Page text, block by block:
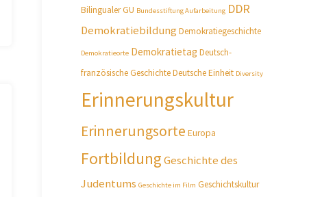
Bilingualer GU Bundesstiftung Aufarbeitung DDR
Demokratiebildung Demokratiegeschichte
Demokratieorte Demokratietag Deutsch-
französische GeschichteDeutsche Einheit Diversity
Erinnerungskultur
Erinnerungsorte Europa
Fortbildung Geschichte des
Judentums Geschichte im Film Geschichtskultur